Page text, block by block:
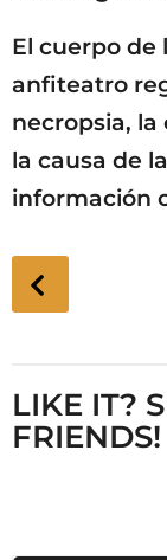
El cuerpo de
anfiteatro
necropsia,
la causa de
información
o
P
a
LIKE IT?
FRIENDS!